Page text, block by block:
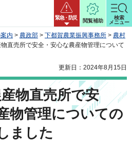
緊急・防災
閲覧補助
検索
メニュー
内 > 農政部 > 下都賀農業振興事務所 > 農村
直売所で安全・安心な農産物管理について
更新日：2024年8月15日
物直売所で安
物管理についての
ました